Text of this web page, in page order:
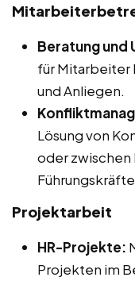
Beratung und
für Mitarbeiter
und Anliegen.
Lösung von
oder
Projektarbeit
HR-Projekte:
Projekten im